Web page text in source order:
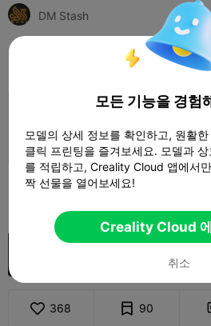
DM Stash
Miniatures
더 많은 포인트
368 90
모든 기능을 경험
모델의 상세 정보를 확인하고, 원활
클릭 프린팅을 즐겨보세요. 모델과
를 적립하고, Creality Cloud 앱에서
짝 선물을 열어보세요!
Creality Cloud 에
취소